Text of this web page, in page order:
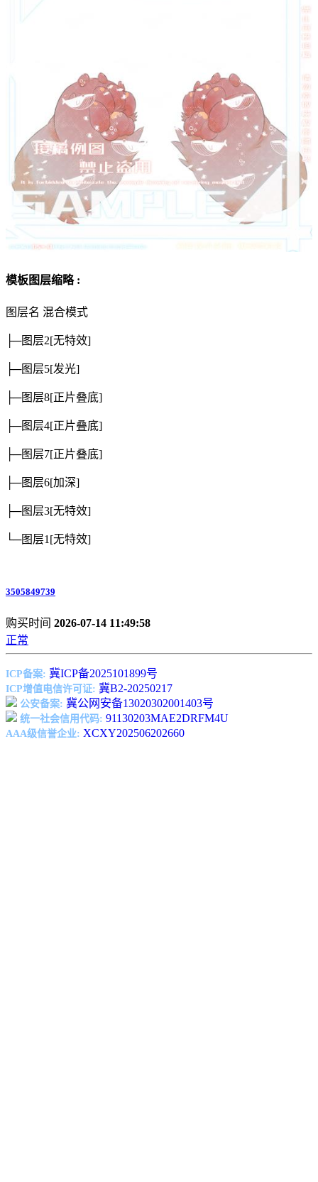
模板图层缩略 :
图层名 混合模式
├─图层2[无特效]
├─图层5[发光]
├─图层8[正片叠底]
├─图层4[正片叠底]
├─图层7[正片叠底]
├─图层6[加深]
├─图层3[无特效]
└─图层1 [无特效]
3505849739
购买时间 2026-07-14 11:49:58
正常
ICP备案: 冀ICP备2025101899号
ICP增值电信许可证: 冀B2-20250217
公安备案: 冀公网安备13020302001403号
统一社会信用代码: 91130203MAE2DRFM4U
AAA级信誉企业: XCXY202506202660